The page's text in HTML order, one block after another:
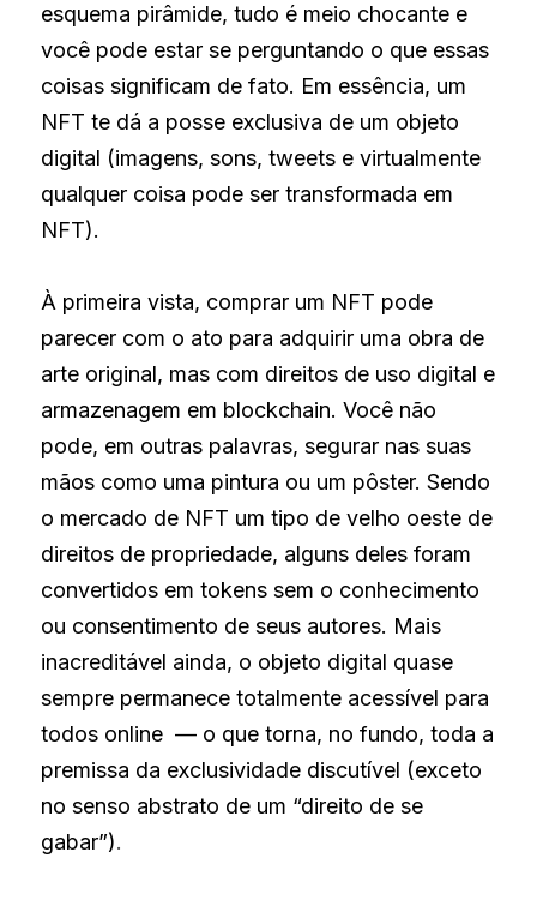
esquema pirâmide, tudo é meio chocante e
você pode estar se perguntando o que essas
coisas significam de fato. Em essência, um
NFT te dá a posse exclusiva de um objeto
digital (imagens, sons, tweets e virtualmente
qualquer coisa pode ser transformada em
NFT).
À primeira vista, comprar um NFT pode
parecer com o ato para adquirir uma obra de
arte original, mas com direitos de uso digital e
armazenagem em blockchain. Você não
pode, em outras palavras, segurar nas suas
mãos como uma pintura ou um pôster. Sendo
o mercado de NFT um tipo de velho oeste de
direitos de propriedade, alguns deles foram
convertidos em tokens sem o conhecimento
ou consentimento de seus autores. Mais
inacreditável ainda, o objeto digital quase
sempre permanece totalmente acessível para
todos online  — o que torna, no fundo, toda a
premissa da exclusividade discutível (exceto
no senso abstrato de um “direito de se
gabar”).